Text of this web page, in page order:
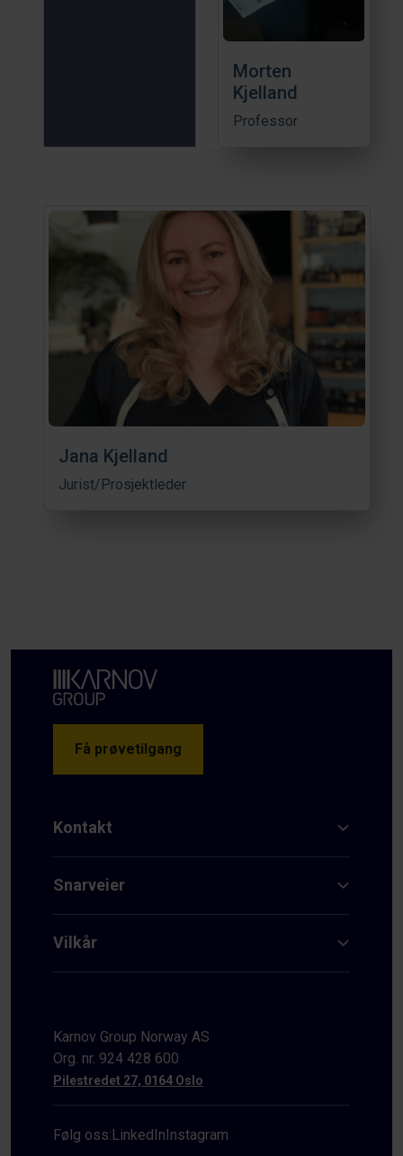
Morten
Kjelland
Professor
Jana Kjelland
Jurist/Prosjektleder
Få prøvetilgang
Kontakt
Snarveier
Vilkår
Karnov Group Norway AS
Org. nr. 924 428 600
Pilestredet 27, 0164 Oslo
Følg oss:LinkedInInstagram